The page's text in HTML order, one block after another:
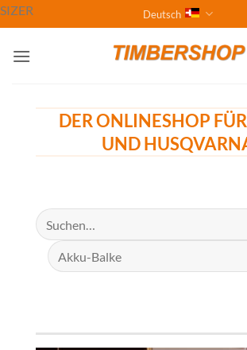
Zum
Inhalt
springen
Deutsch
DER ONLINESHOP
UND
Suchen
nach:
Suche
nach:
SIZER